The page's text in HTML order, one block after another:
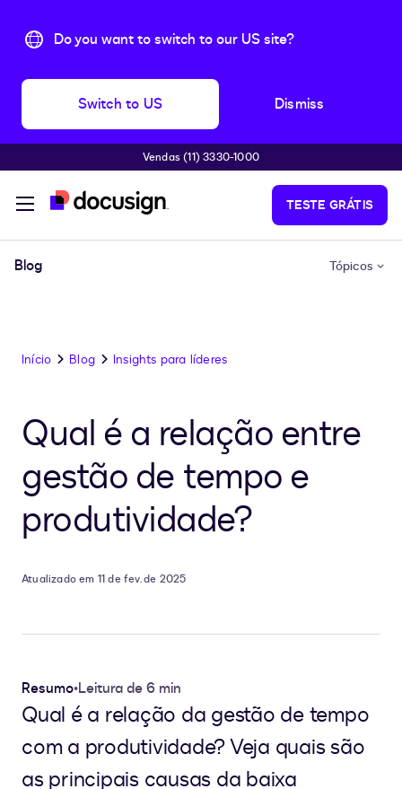
Do you want to switch to our US site?
Switch to US Dismiss
Pular para o conteúdo principal
Vendas (11) 3330-1000
TESTE GRÁTIS
Blog Tópicos
Início Blog Insights para líderes
Qual é a relação entre
gestão de tempo e
produtividade?
Atualizado em 11 de fev. de 2025
Resumo•Leitura de 6 min
Qual é a relação da gestão de tempo
com a produtividade? Veja quais são
as principais causas da baixa